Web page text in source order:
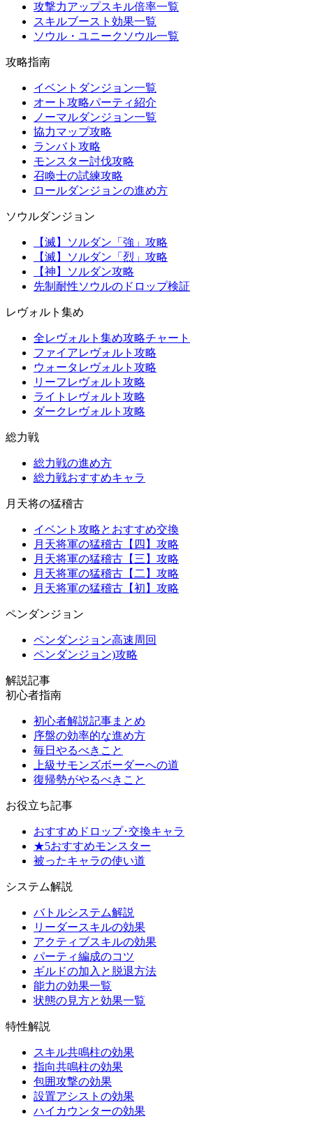
攻撃力アップスキル倍率一覧
スキルブースト効果一覧
ソウル・ユニークソウル一覧
攻略指南
イベントダンジョン一覧
オート攻略パーティ紹介
ノーマルダンジョン一覧
協力マップ攻略
ランバト攻略
モンスター討伐攻略
召喚士の試練攻略
ロールダンジョンの進め方
ソウルダンジョン
【滅】ソルダン「強」攻略
【滅】ソルダン「烈」攻略
【神】ソルダン攻略
先制耐性ソウルのドロップ検証
レヴォルト集め
全レヴォルト集め攻略チャート
ファイアレヴォルト攻略
ウォータレヴォルト攻略
リーフレヴォルト攻略
ライトレヴォルト攻略
ダークレヴォルト攻略
総力戦
総力戦の進め方
総力戦おすすめキャラ
月天将の猛稽古
イベント攻略とおすすめ交換
月天将軍の猛稽古【四】攻略
月天将軍の猛稽古【三】攻略
月天将軍の猛稽古【二】攻略
月天将軍の猛稽古【初】攻略
ペンダンジョン
ペンダンジョン高速周回
ペンダンジョン)攻略
解説記事
初心者指南
初心者解説記事まとめ
序盤の効率的な進め方
毎日やるべきこと
上級サモンズボーダーへの道
復帰勢がやるべきこと
お役立ち記事
おすすめドロップ･交換キャラ
★5おすすめモンスター
被ったキャラの使い道
システム解説
バトルシステム解説
リーダースキルの効果
アクティブスキルの効果
パーティ編成のコツ
ギルドの加入と脱退方法
能力の効果一覧
状態の見方と効果一覧
特性解説
スキル共鳴柱の効果
指向共鳴柱の効果
包囲攻撃の効果
設置アシストの効果
ハイカウンターの効果